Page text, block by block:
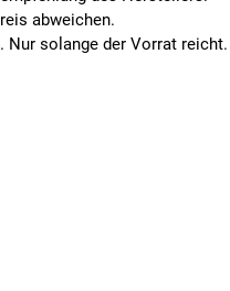
abweichen.
Nur solange der Vorrat reicht.